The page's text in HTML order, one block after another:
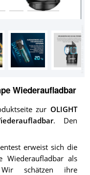
Wiederaufladbar
zur OLIGHT
. Den
erweist sich die
Wiederaufladbar als
Wir schätzen ihre